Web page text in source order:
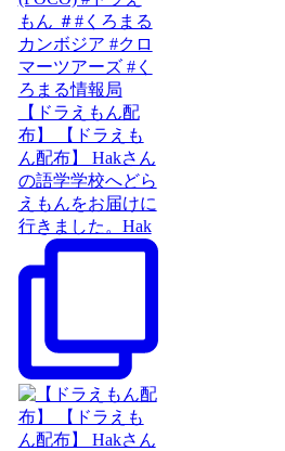
【ドラえもん配
布】 【ドラえも
ん配布】 Hakさん
の語学学校へどら
えもんをお届けに
行きました。Hak